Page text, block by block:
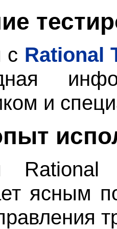
с Rational
и
ясным